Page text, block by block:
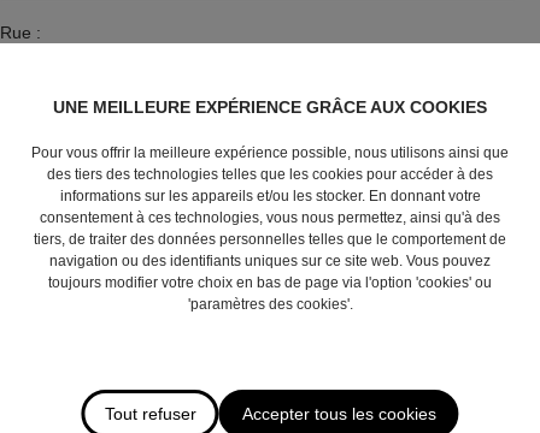
Rue :
Code postal :
Adresse e-mail*:
UNE MEILLEURE EXPÉRIENCE GRÂCE AUX COOKIES
Pour vous offrir la meilleure expérience possible, nous utilisons ainsi que
des tiers des technologies telles que les cookies pour accéder à des
informations sur les appareils et/ou les stocker. En donnant votre
consentement à ces technologies, vous nous permettez, ainsi qu'à des
tiers, de traiter des données personnelles telles que le comportement de
navigation ou des identifiants uniques sur ce site web. Vous pouvez
toujours modifier votre choix en bas de page via l'option 'cookies' ou
'paramètres des cookies'.
Tout refuser Accepter tous les cookies